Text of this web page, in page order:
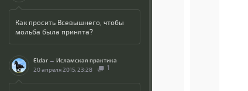
Как просить Всевышнего, чтобы
мольба была принята?
Eldar → Исламская практика
20 апреля 2015, 23:28
1